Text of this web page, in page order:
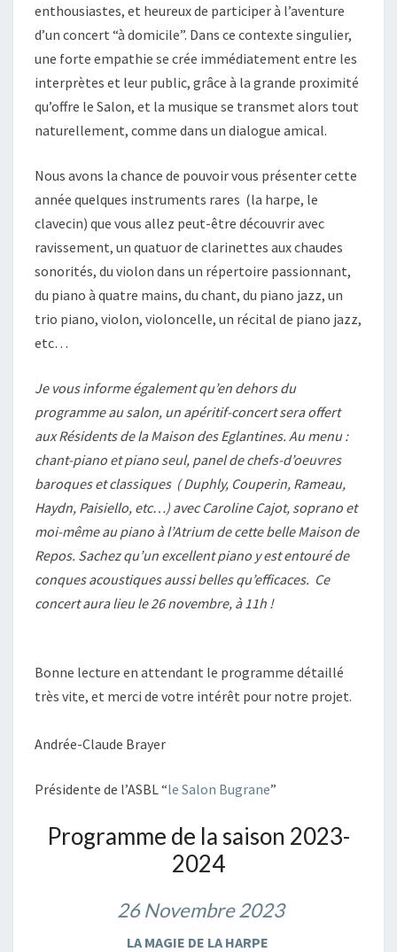
enthousiastes, et heureux de participer à l’aventure
d’un concert “à domicile”. Dans ce contexte singulier,
une forte empathie se crée immédiatement entre les
interprètes et leur public, grâce à la grande proximité
qu’offre le Salon, et la musique se transmet alors tout
naturellement, comme dans un dialogue amical.
Nous avons la chance de pouvoir vous présenter cette
année quelques instruments rares (la harpe, le
clavecin) que vous allez peut-être découvrir avec
ravissement, un quatuor de clarinettes aux chaudes
sonorités, du violon dans un répertoire passionnant,
du piano à quatre mains, du chant, du piano jazz, un
trio piano, violon, violoncelle, un récital de piano jazz,
etc…
Je vous informe également qu’en dehors du
programme au salon, un apéritif-concert sera offert
aux Résidents de la Maison des Eglantines. Au menu :
chant-piano et piano seul, panel de chefs-d’oeuvres
baroques et classiques ( Duphly, Couperin, Rameau,
Haydn, Paisiello, etc…) avec Caroline Cajot, soprano et
moi-même au piano à l’Atrium de cette belle Maison de
Repos. Sachez qu’un excellent piano y est entouré de
conques acoustiques aussi belles qu’efficaces. Ce
concert aura lieu le 26 novembre, à 11h !
Bonne lecture en attendant le programme détaillé
très vite, et merci de votre intérêt pour notre projet.
Andrée-Claude Brayer
Présidente de l’ASBL “le Salon Bugrane”
Programme de la saison 2023-
2024
26 Novembre 2023
LA MAGIE DE LA HARPE